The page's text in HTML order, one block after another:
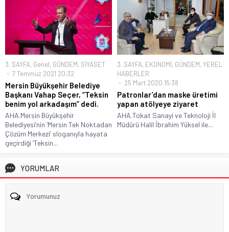
3. SAYFA, Genel, GÜNDEM, SİYASET
7 Temmuz 2021 20:32
Mersin Büyükşehir Belediye
Başkanı Vahap Seçer, “Teksin
benim yol arkadaşım” dedi.
AHA.Mersin Büyükşehir
Belediyesi’nin ‘Mersin Tek Noktadan
Çözüm Merkezi’ sloganıyla hayata
geçirdiği ‘Teksin...
3. SAYFA, EKONOMİ, GÜNDEM, YEREL
HABERLER
25 Mart 2020 15:38
Patronlar’dan maske üretimi
yapan atölyeye ziyaret
AHA.Tokat Sanayi ve Teknoloji İl
Müdürü Halil İbrahim Yüksel ile...
YORUMLAR